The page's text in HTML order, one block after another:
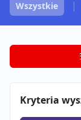
Wszystkie
Kryteria